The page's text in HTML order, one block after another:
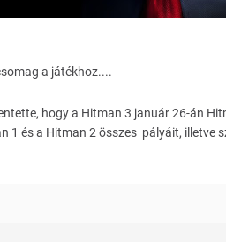
a játékhoz....
hogy a Hitman 3 január 26-án
1 és a Hitman 2 összes pályáit, illetve